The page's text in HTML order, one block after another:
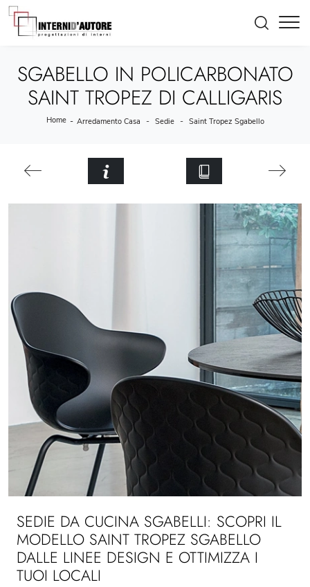
SGABELLO IN POLICARBONATO
SAINT TROPEZ DI CALLIGARIS
Home - Arredamento Casa - Sedie - Saint Tropez Sgabello
SEDIE DA CUCINA SGABELLI: SCOPRI IL
MODELLO SAINT TROPEZ SGABELLO
DALLE LINEE DESIGN E OTTIMIZZA I
TUOI LOCALI